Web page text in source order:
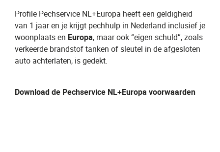
Profile Pechservice NL+Europa heeft een geldigheid
van 1 jaar en je krijgt pechhulp in Nederland inclusief je
woonplaats en Europa, maar ook “eigen schuld”, zoals
verkeerde brandstof tanken of sleutel in de afgesloten
auto achterlaten, is gedekt.
Download de Pechservice NL+Europa voorwaarden